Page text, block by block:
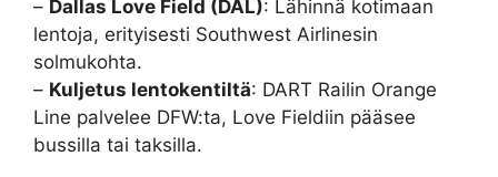
– Dallas Love Field (DAL): Lähinnä kotimaan
lentoja, erityisesti Southwest Airlinesin
solmukohta.
– Kuljetus lentokentiltä: DART Railin Orange
Line palvelee DFW:ta, Love Fieldiin pääsee
bussilla tai taksilla.